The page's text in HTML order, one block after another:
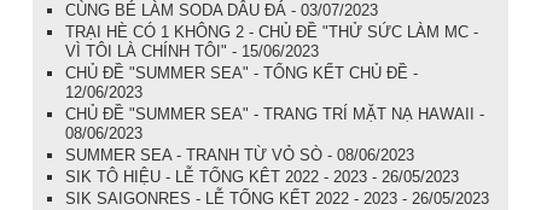
CÙNG BÉ LÀM SODA DÂU ĐÁ - 03/07/2023
TRẠI HÈ CÓ 1 KHÔNG 2 - CHỦ ĐỀ "THỬ SỨC LÀM MC -
VÌ TÔI LÀ CHÍNH TÔI" - 15/06/2023
CHỦ ĐỀ "SUMMER SEA" - TỔNG KẾT CHỦ ĐỀ -
12/06/2023
CHỦ ĐỀ "SUMMER SEA" - TRANG TRÍ MẶT NẠ HAWAII -
08/06/2023
SUMMER SEA - TRANH TỪ VỎ SÒ - 08/06/2023
SIK TÔ HIỆU - LỄ TỔNG KÊT 2022 - 2023 - 26/05/2023
SIK SAIGONRES - LỄ TỔNG KẾT 2022 - 2023 - 26/05/2023